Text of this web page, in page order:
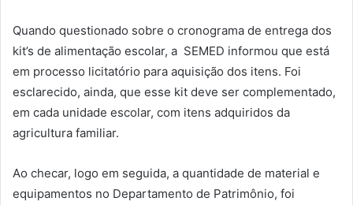
Quando questionado sobre o cronograma de entrega dos
kit’s de alimentação escolar, a SEMED informou que está
em processo licitatório para aquisição dos itens. Foi
esclarecido, ainda, que esse kit deve ser complementado,
em cada unidade escolar, com itens adquiridos da
agricultura familiar.
Ao checar, logo em seguida, a quantidade de material e
equipamentos no Departamento de Patrimônio, foi